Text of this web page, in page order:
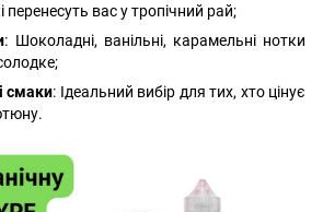
перенесуть вас у тропічний рай;
: Шоколадні, ванільні, карамельні нотки
смаки: Ідеальний вибір для тих, хто цінує